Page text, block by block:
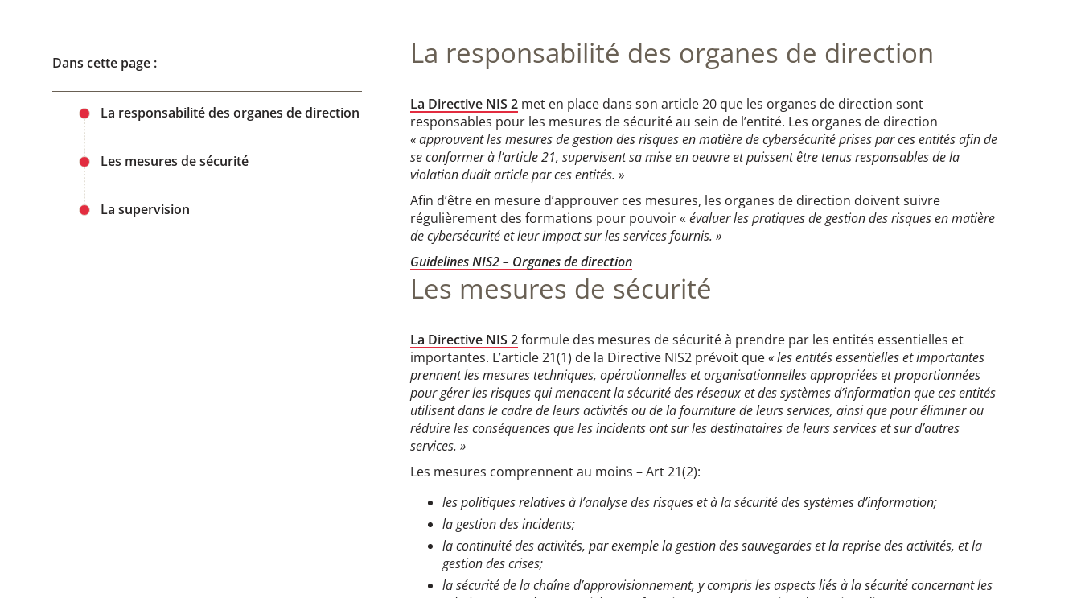
Dans cette page :
La responsabilité des organes de direction
Les mesures de sécurité
La supervision
La responsabilité des organes de direction​
La Directive NIS 2met en place dans son article 20 que les organes de direction sont
responsables pour les mesures de sécurité au sein de l’entité. Les organes de direction
« approuvent les mesures de gestion des risques en matière de cybersécurité prises par ces entités afin de
se conformer à l’article 21, supervisent sa mise en oeuvre et puissent être tenus responsables de la
violation dudit article par ces entités. »
Afin d’être en mesure d’approuver ces mesures, les organes de direction doivent suivre
régulièrement des formations pour pouvoir «évaluer les pratiques de gestion des risques en matière
de cybersécurité et leur impact sur les services fournis. »
Guidelines NIS2 – Organes de direction
Les mesures de sécurité​
La Directive NIS 2formule des mesures de sécurité à prendre par les entités essentielles et
importantes. L’article 21(1) de la Directive NIS2 prévoit que« les entités essentielles et importantes
prennent les mesures techniques, opérationnelles et organisationnelles appropriées et proportionnées
pour gérer les risques qui menacent la sécurité des réseaux et des systèmes d’information que ces entités
utilisent dans le cadre de leurs activités ou de la fourniture de leurs services, ainsi que pour éliminer ou
réduire les conséquences que les incidents ont sur les destinataires de leurs services et sur d’autres
services. »
Les mesures comprennent au moins – Art 21(2):
les politiques relatives à l’analyse des risques et à la sécurité des systèmes d’information;
la gestion des incidents;
la continuité des activités, par exemple la gestion des sauvegardes et la reprise des activités, et la
gestion des crises;
la sécurité de la chaîne d’approvisionnement, y compris les aspects liés à la sécurité concernant les